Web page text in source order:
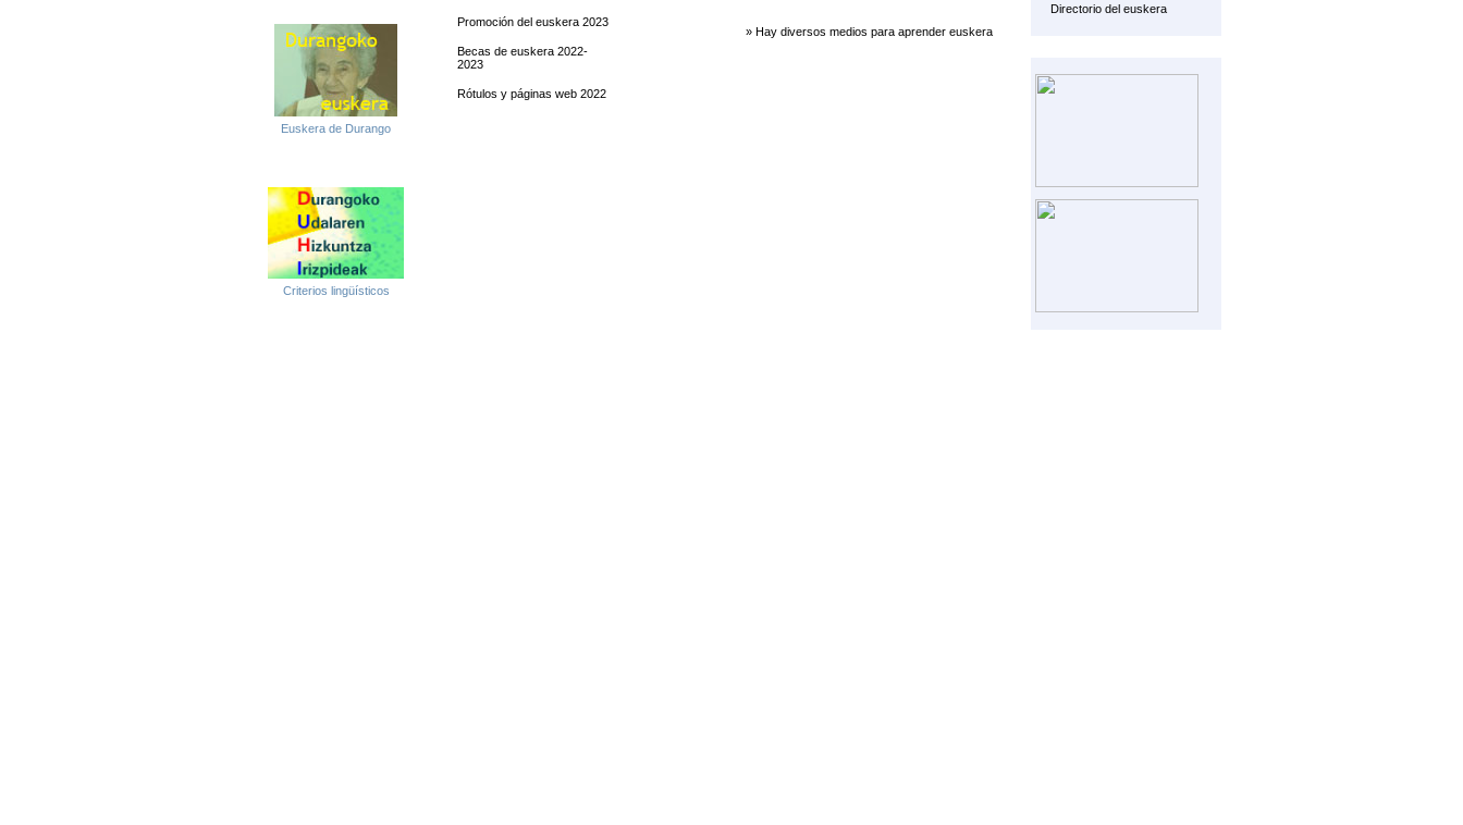
Euskera de Durango
Criterios lingüísticos
Promoción del euskera 2023
Becas de euskera 2022-
2023
Rótulos y páginas web 2022
» Hay diversos medios para aprender euskera
Directorio del euskera